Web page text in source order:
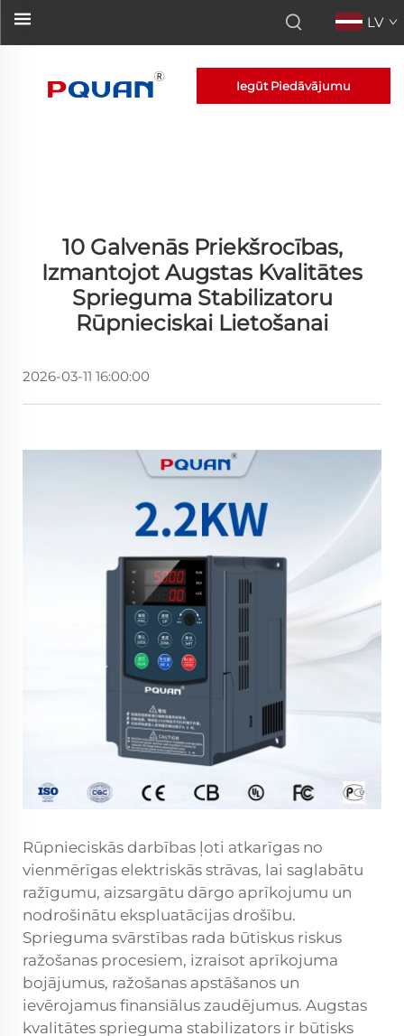
LV
Iegūt Piedāvājumu
10 Galvenās Priekšrocības,
Izmantojot Augstas Kvalitātes
Sprieguma Stabilizatoru
Rūpnieciskai Lietošanai
2026-03-11 16:00:00
Rūpnieciskās darbības ļoti atkarīgas no
vienmērīgas elektriskās strāvas, lai saglabātu
ražīgumu, aizsargātu dārgo aprīkojumu un
nodrošinātu ekspluatācijas drošību.
Sprieguma svārstības rada būtiskus riskus
ražošanas procesiem, izraisot aprīkojuma
bojājumus, ražošanas apstāšanos un
ievērojamus finansiālus zaudējumus. Augstas
kvalitātes sprieguma stabilizators ir būtisks